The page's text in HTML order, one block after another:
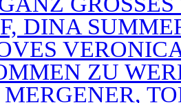
DINA
ZU
MERGENER,